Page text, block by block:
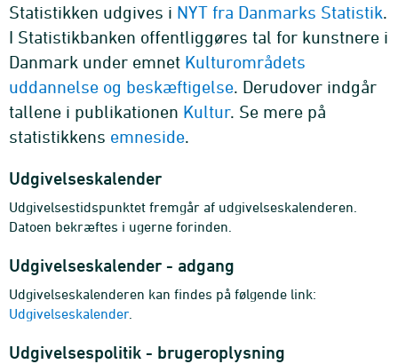
Statistikken udgives i NYT fra Danmarks Statistik.
I Statistikbanken offentliggøres tal for kunstnere i
Danmark under emnet Kulturområdets
uddannelse og beskæftigelse. Derudover indgår
tallene i publikationen Kultur. Se mere på
statistikkens emneside.
Udgivelseskalender
Udgivelsestidspunktet fremgår af udgivelseskalenderen.
Datoen bekræftes i ugerne forinden.
Udgivelseskalender - adgang
Udgivelseskalenderen kan findes på følgende link:
Udgivelseskalender.
Udgivelsespolitik - brugeroplysning